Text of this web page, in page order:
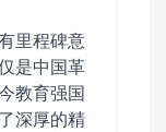
里程碑意
是中国革
教育强国
深厚的精